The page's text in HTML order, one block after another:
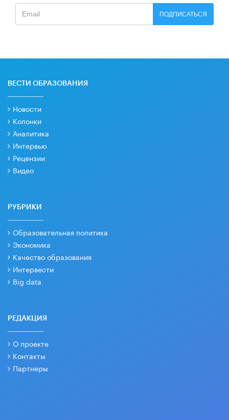
ПОДПИСАТЬСЯ
ВЕСТИ ОБРАЗОВАНИЯ
Новости
Колонки
Аналитика
Интервью
Рецензии
Видео
РУБРИКИ
Образовательная политика
Экономика
Качество образования
Интервести
Big data
РЕДАКЦИЯ
О проекте
Контакты
Партнеры